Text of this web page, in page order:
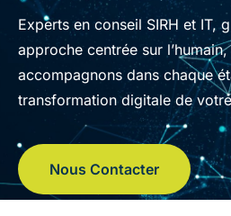
Experts en conseil SIRH et IT,
approche centrée sur
accompagnons dans chaque
transformation digitale de
Nous Contacter